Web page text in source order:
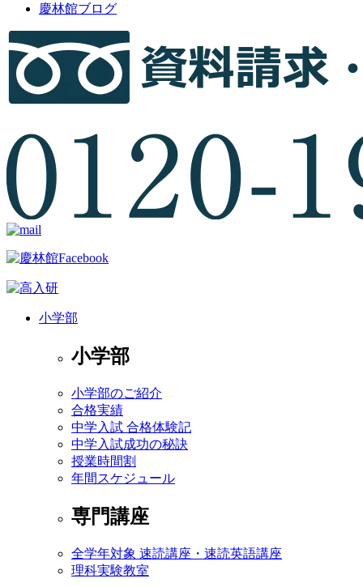
慶林館ブログ
小学部
小学部
小学部のご紹介
合格実績
中学入試 合格体験記
中学入試成功の秘訣
授業時間割
年間スケジュール
専門講座
全学年対象 速読講座・速読英語講座
理科実験教室